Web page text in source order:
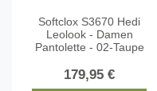
Softclox S3670 Hedi
Leolook - Damen
Pantolette - 02-Taupe
179,95 €